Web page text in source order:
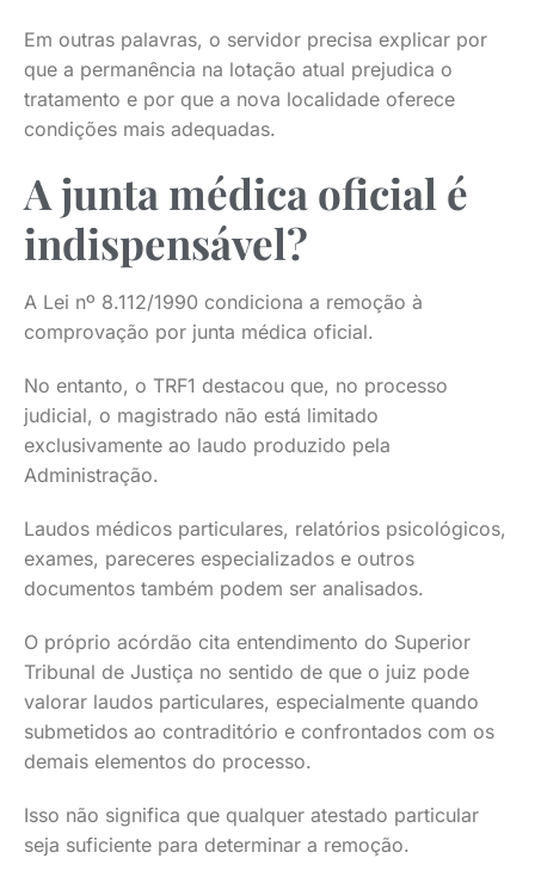
Em outras palavras, o servidor precisa explicar por
que a permanência na lotação atual prejudica o
tratamento e por que a nova localidade oferece
condições mais adequadas.
A junta médica oficial é
indispensável?
A Lei nº 8.112/1990 condiciona a remoção à
comprovação por junta médica oficial.
No entanto, o TRF1 destacou que, no processo
judicial, o magistrado não está limitado
exclusivamente ao laudo produzido pela
Administração.
Laudos médicos particulares, relatórios psicológicos,
exames, pareceres especializados e outros
documentos também podem ser analisados.
O próprio acórdão cita entendimento do Superior
Tribunal de Justiça no sentido de que o juiz pode
valorar laudos particulares, especialmente quando
submetidos ao contraditório e confrontados com os
demais elementos do processo.
Isso não significa que qualquer atestado particular
seja suficiente para determinar a remoção.